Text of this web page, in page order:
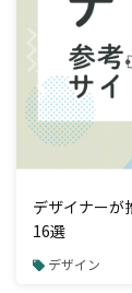
デザイナーが
16選
デザイン